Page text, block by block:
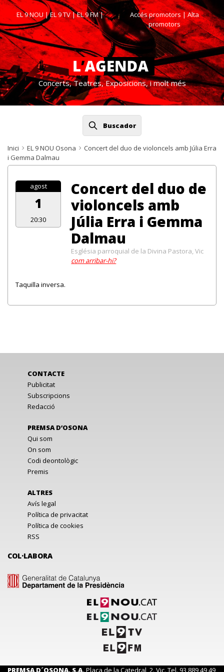
EL 9 NOU|EL 9 TV|EL 9 FM| Accés promotors| Alta
promotors
Concerts, Teatres, Exposicions, i molt més
Buscador
Inici EL 9 NOU Osona
Concert del duo de violoncels amb Júlia Erra
i Gemma Dalmau
agost
1
20:30
Concert del duo de
violoncels amb
Júlia Erra i Gemma
Dalmau
Església parroquial de la Divina Pastora, Vic
com arribar-hi?
Taquilla inversa.
CONTACTE
Publicitat
Subscripcions
Redacció
PREMSA D’OSONA
Qui som
On som
Codi deontològic
Premis
ALTRES
Avís legal
Política de privacitat
Política de cookies
RSS
COL·LABORA
PREMSA D´OSONA, S.A.Plaça de la Catedral, 2. Vic. Tel. 93 889 49 49